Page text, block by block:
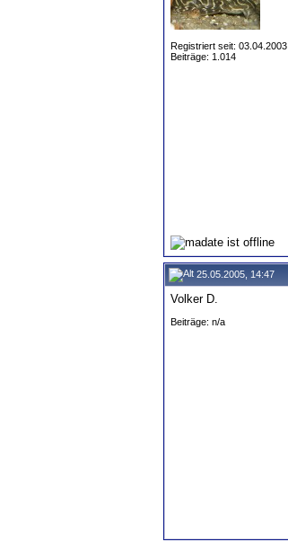
Registriert seit: 03.04.2003
Beiträge: 1.014
25.05.2005, 14:47
Volker D.
Beiträge: n/a